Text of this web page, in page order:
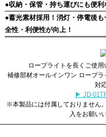
●収納・保管・持ち運びにも便
●蓄光素材採用！消灯・停電後
全性・利便性が向上！
ロープライトを長くご使
補修部材オールインワン ロープ
対
▶ JD-
※本製品には付属しておりません
入をお願い